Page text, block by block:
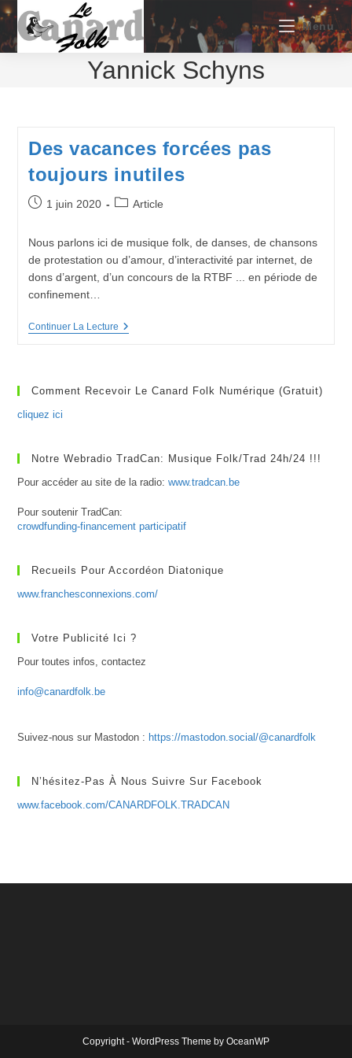
Skip
to
content
Menu
Yannick Schyns
Des vacances forcées pas
toujours inutiles
Publication
1 juin 2020
PostArticle
Nous parlons ici de musique folk, de danses, de chansons
de protestation ou d’amour, d’interactivité par internet, de
dons d’argent, d’un concours de la RTBF ... en période de
confinement…
Continuer La LectureDes
Inutiles
Comment Recevoir Le Canard Folk Numérique (gratuit)
cliquez ici
Notre Webradio TradCan: Musique Folk/Trad 24h/24 !!!
Pour accéder au site de la radio:www.tradcan.be
Pour soutenir TradCan:
crowdfunding-financement participatif
Recueils Pour Accordéon Diatonique
www.franchesconnexions.com/
Votre Publicité Ici ?
Pour toutes infos, contactez
info@canardfolk.be
Suivez-nous sur Mastodon : https://mastodon.social/@canardfolk
N’hésitez-Pas À Nous Suivre Sur Facebook
www.facebook.com/CANARDFOLK.TRADCAN
Copyright - WordPress Theme by OceanWP